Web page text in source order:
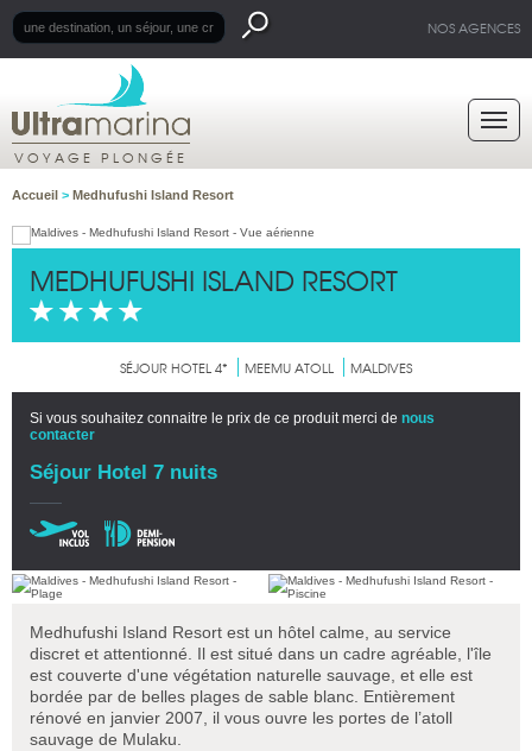
NOS AGENCES
VOYAGE PLONGÉE
Accueil > Medhufushi Island Resort
MEDHUFUSHI ISLAND RESORT
SÉJOUR HOTEL 4* MEEMU ATOLL MALDIVES
Si vous souhaitez connaitre le prix de ce produit merci de nous
contacter
Séjour Hotel 7 nuits
Medhufushi Island Resort est un hôtel calme, au service
discret et attentionné. Il est situé dans un cadre agréable, l'île
est couverte d'une végétation naturelle sauvage, et elle est
bordée par de belles plages de sable blanc. Entièrement
rénové en janvier 2007, il vous ouvre les portes de l’atoll
sauvage de Mulaku.